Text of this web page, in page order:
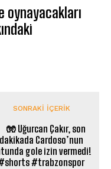
oynayacakları
SONRAKI İÇERIK